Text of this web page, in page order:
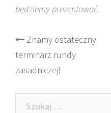
będziemy prezentować.
Post
navigation
Znamy ostateczny
terminarz rundy
zasadniczej!
Szukaj: